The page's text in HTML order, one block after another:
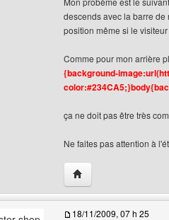
descends avec la barre
position même si le
Comme pour mon arrière
{background-
ça ne doit pas être très
Ne faites pas attention à
Visiter le site web
18/11/2009, 07 h 25